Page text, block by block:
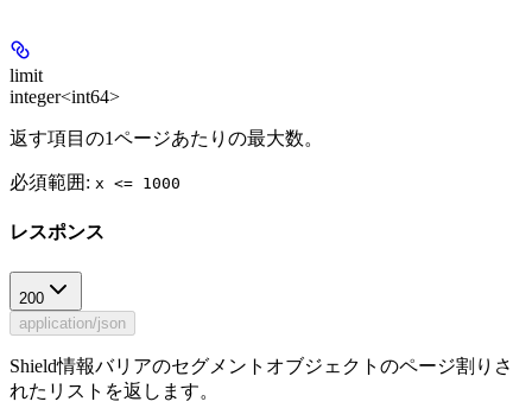
limit
integer<int64>
返す項目の1ページあたりの最大数。
必須範囲 : x <= 1000
レスポンス
200
application/json
Shield情報バリアのセグメントオブジェクトのページ割りさ
れたリストを返します。